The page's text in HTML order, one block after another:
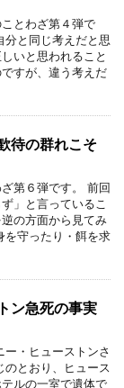
とわざ第４弾で
分と同じ考えだと思
いと思われること
すが、違う考えだ
待の群れこそ
第６弾です。 前回
」と言っているこ
の方面から見てみ
を守ったり・餌を求
ン急死の事実
ー・ヒューストンさ
のとおり、ヒュース
ルの一室で遺体で